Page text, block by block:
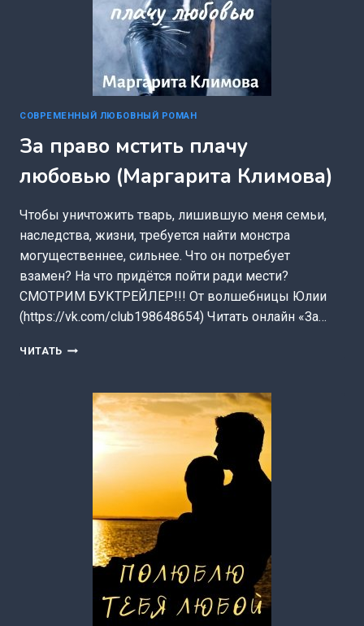
СОВРЕМЕННЫЙ ЛЮБОВНЫЙ РОМАН
За право мстить плачу
любовью (Маргарита Климова)
Чтобы уничтожить тварь, лишившую меня семьи,
наследства, жизни, требуется найти монстра
могущественнее, сильнее. Что он потребует
взамен? На что придётся пойти ради мести?
СМОТРИМ БУКТРЕЙЛЕР!!! От волшебницы Юлии
(https://vk.com/club198648654) Читать онлайн «За…
ЧИТАТЬ ЗА
ПЛАЧУ
ЛЮБОВЬЮ
(МАРГАРИТА